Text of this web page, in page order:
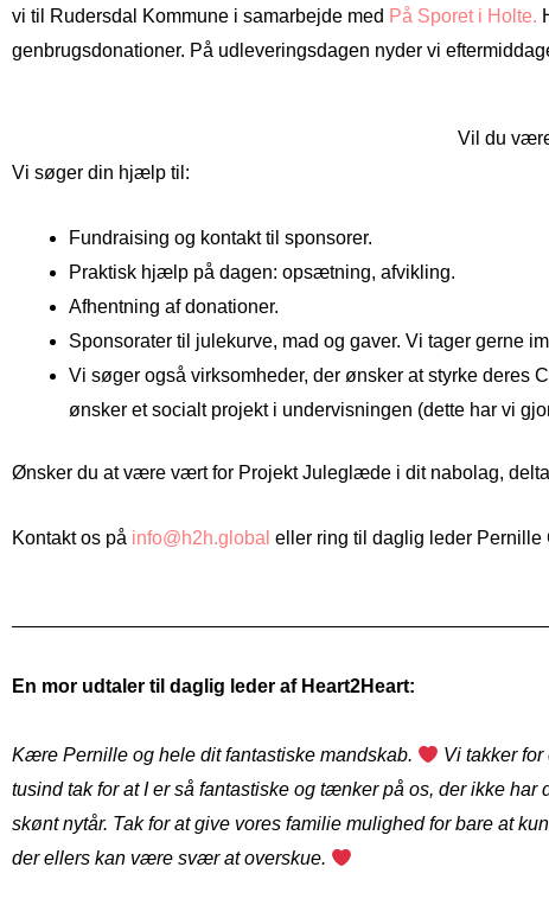
vi til Rudersdal Kommune i samarbejde med På Sporet i Holte.
genbrugsdonationer. På udleveringsdagen nyder vi
Vil du
Vi søger din hjælp til:
Fundraising og kontakt til sponsorer.
Praktisk hjælp på dagen: opsætning, afvikling.
Afhentning af donationer.
Sponsorater til julekurve, mad og gaver. Vi tager gerne
Vi søger også virksomheder, der ønsker at styrke deres
ønsker et socialt projekt i undervisningen (dette har vi
Ønsker du at være vært for Projekt Juleglæde i dit nabolag,
Kontakt os på info@h2h.global eller ring til daglig leder Pernille
En mor udtaler til daglig leder af Heart2Heart:
Kære Pernille og hele dit fantastiske mandskab.
Vi takker
tusind tak for at I er så fantastiske og tænker på os, der ikke
skønt nytår. Tak for at give vores familie mulighed for bare at
der ellers kan være svær at overskue.